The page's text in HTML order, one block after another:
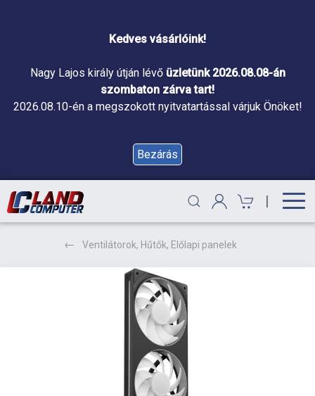
Kedves vásárlóink!
Nagy Lajos király útján lévő üzletünk 2026.08.08-án
szombaton zárva tart!
2026.08.10-én a megszokott nyitvatartással várjuk Önöket!
Bezárás
|
Ventilátorok, Hűtők, Előlapi panelek